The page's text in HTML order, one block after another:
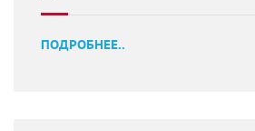
ПОДРОБНЕЕ..